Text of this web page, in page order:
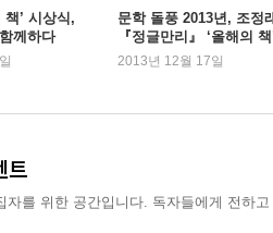
언
책’ 시상식,
께하다
문학 돌풍 2013년, 조정
『정글만리』 ‘올해의 책
위
2013년 12월 17일
트
자를 위한 공간입니다. 독자들에게 전하